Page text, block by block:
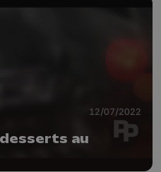
12/07/2022
au